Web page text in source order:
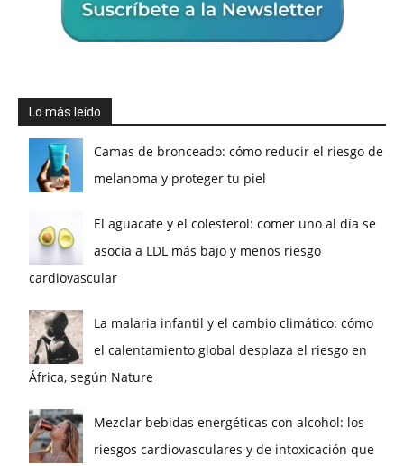
Lo más leído
Camas de bronceado: cómo reducir el riesgo de
melanoma y proteger tu piel
El aguacate y el colesterol: comer uno al día se
asocia a LDL más bajo y menos riesgo
cardiovascular
La malaria infantil y el cambio climático: cómo
el calentamiento global desplaza el riesgo en
África, según Nature
Mezclar bebidas energéticas con alcohol: los
riesgos cardiovasculares y de intoxicación que